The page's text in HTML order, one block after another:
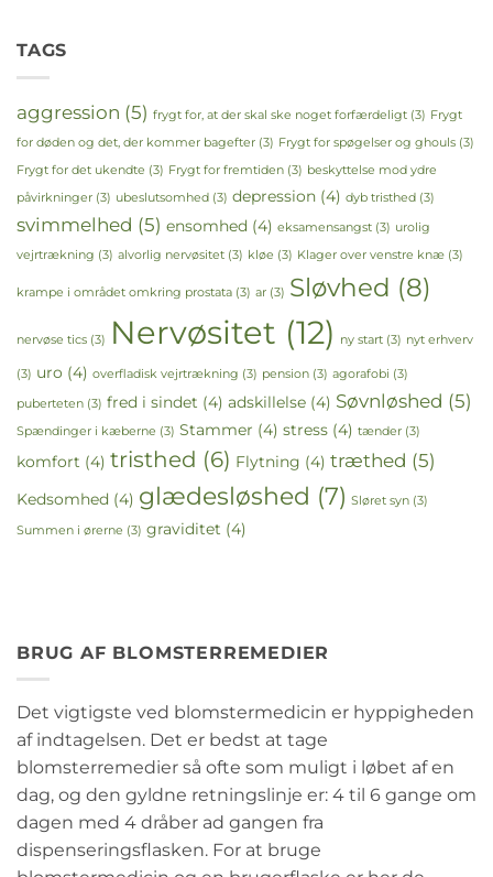
TAGS
aggression (5) frygt for, at der skal ske noget forfærdeligt (3) Frygt
for døden og det, der kommer bagefter (3) Frygt for spøgelser og ghouls (3)
Frygt for det ukendte (3) Frygt for fremtiden (3) beskyttelse mod ydre
påvirkninger (3) ubeslutsomhed (3) depression (4) dyb tristhed (3)
svimmelhed (5) ensomhed (4) eksamensangst (3) urolig
vejrtrækning (3) alvorlig nervøsitet (3) kløe (3) Klager over venstre knæ (3)
krampe i området omkring prostata (3) ar (3) Sløvhed (8)
nervøse tics (3) Nervøsitet (12) ny start (3) nyt erhverv
(3) uro (4) overfladisk vejrtrækning (3) pension (3) agorafobi (3)
puberteten (3) fred i sindet (4) adskillelse (4) Søvnløshed (5)
Spændinger i kæberne (3) Stammer (4) stress (4) tænder (3)
komfort (4) tristhed (6) Flytning (4) træthed (5)
Kedsomhed (4) glædesløshed (7) Sløret syn (3)
Summen i ørerne (3) graviditet (4)
BRUG AF BLOMSTERREMEDIER
Det vigtigste ved blomstermedicin er hyppigheden
af indtagelsen. Det er bedst at tage
blomsterremedier så ofte som muligt i løbet af en
dag, og den gyldne retningslinje er: 4 til 6 gange om
dagen med 4 dråber ad gangen fra
dispenseringsflasken. For at bruge